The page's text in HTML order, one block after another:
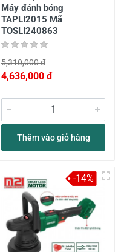
Máy đánh bóng
TAPLI2015 Mã
TOSLI240863
5,310,000 đ
4,636,000 đ
Thêm vào giỏ hàng
-14%